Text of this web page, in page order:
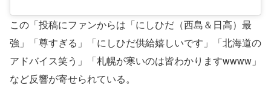
この「投稿にファンからは「にしひだ（西島＆日高）最
強」「尊すぎる」「にしひだ供給嬉しいです」「北海道の
アドバイス笑う」「札幌が寒いのは皆わかりますwwww」
など反響が寄せられている。